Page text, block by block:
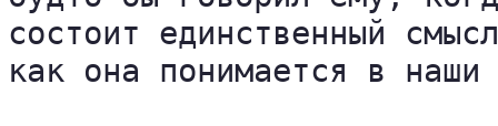
состоит единственный
как она понимается в